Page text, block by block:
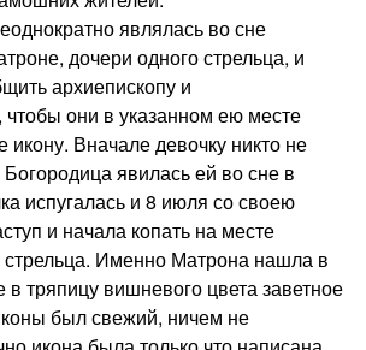
являлась во сне
дочери одного стрельца, и
архиепископу и
чтобы они в указанном ею месте
икону. Вначале девочку никто не
явилась ей во сне в
испугалась и 8 июля со своею
и начала копать на месте
Именно Матрона нашла в
в тряпицу вишневого цвета заветное
был свежий, ничем не